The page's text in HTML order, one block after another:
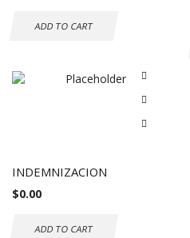
ADD TO CART
INDEMNIZACION
$0.00
ADD TO CART